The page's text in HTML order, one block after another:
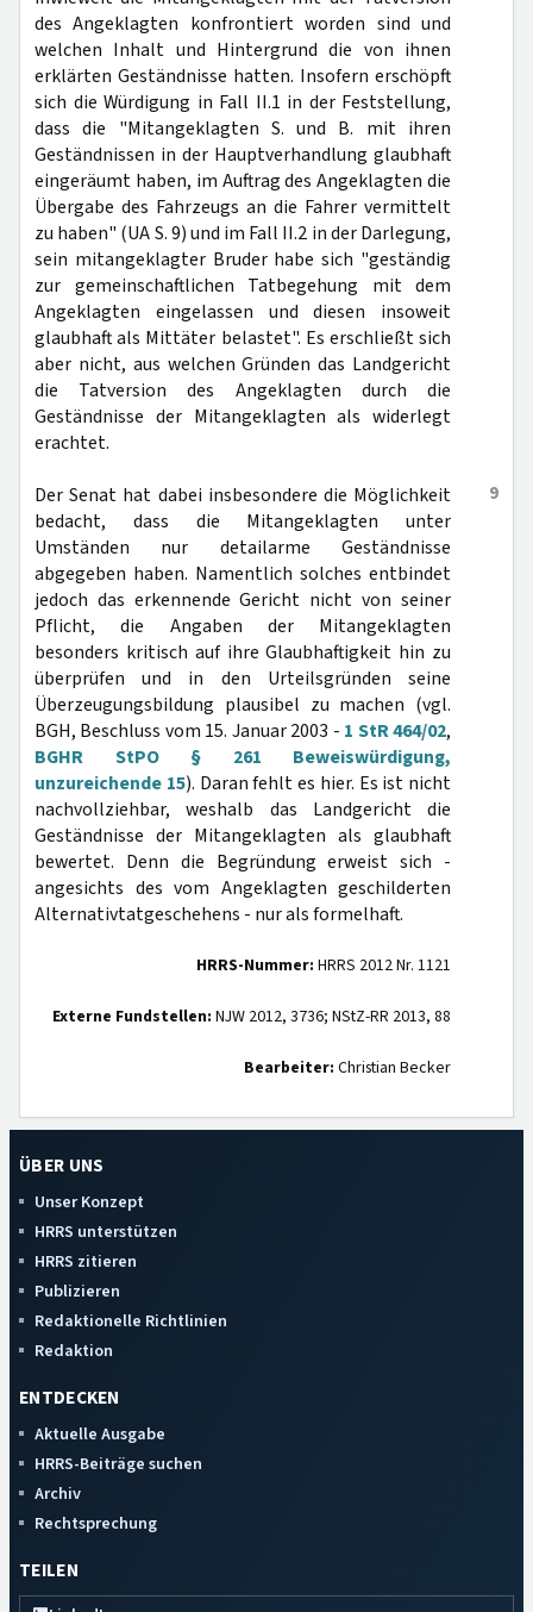
des Angeklagten konfrontiert worden sind und
welchen Inhalt und Hintergrund die von ihnen
erklärten Geständnisse hatten. Insofern erschöpft
sich die Würdigung in Fall II.1 in der Feststellung,
dass die "Mitangeklagten S. und B. mit ihren
Geständnissen in der Hauptverhandlung glaubhaft
eingeräumt haben, im Auftrag des Angeklagten die
Übergabe des Fahrzeugs an die Fahrer vermittelt
zu haben" (UA S. 9) und im Fall II.2 in der Darlegung,
sein mitangeklagter Bruder habe sich "geständig
zur gemeinschaftlichen Tatbegehung mit dem
Angeklagten eingelassen und diesen insoweit
glaubhaft als Mittäter belastet". Es erschließt sich
aber nicht, aus welchen Gründen das Landgericht
die Tatversion des Angeklagten durch die
Geständnisse der Mitangeklagten als widerlegt
erachtet.
9
Der Senat hat dabei insbesondere die Möglichkeit
bedacht, dass die Mitangeklagten unter
Umständen nur detailarme Geständnisse
abgegeben haben. Namentlich solches entbindet
jedoch das erkennende Gericht nicht von seiner
Pflicht, die Angaben der Mitangeklagten
besonders kritisch auf ihre Glaubhaftigkeit hin zu
überprüfen und in den Urteilsgründen seine
Überzeugungsbildung plausibel zu machen (vgl.
BGH, Beschluss vom 15. Januar 2003 - 1 StR 464/02,
BGHR StPO § 261 Beweiswürdigung,
unzureichende 15). Daran fehlt es hier. Es ist nicht
nachvollziehbar, weshalb das Landgericht die
Geständnisse der Mitangeklagten als glaubhaft
bewertet. Denn die Begründung erweist sich -
angesichts des vom Angeklagten geschilderten
Alternativtatgeschehens - nur als formelhaft.
HRRS-Nummer: HRRS 2012 Nr. 1121
Externe Fundstellen: NJW 2012, 3736; NStZ-RR 2013, 88
Bearbeiter: Christian Becker
ÜBER UNS
Unser Konzept
HRRS unterstützen
HRRS zitieren
Publizieren
Redaktionelle Richtlinien
Redaktion
ENTDECKEN
Aktuelle Ausgabe
HRRS-Beiträge suchen
Archiv
Rechtsprechung
TEILEN